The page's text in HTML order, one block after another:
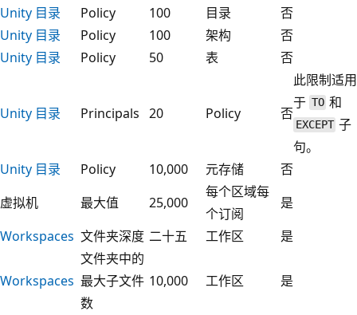
Unity 目录
Policy 100 目录
否
Unity 目录
Policy 100 架构
否
Unity 目录
Policy 50 表 否
Unity 目录 Principals 20 Policy 否
此限制适用
于 TO 和
EXCEPT 子
句。
Unity 目录
Policy 10,000 元存储
否
虚拟机
最大值 25,000
每个区域每
个订阅
是
Workspaces 文件夹深度 二十五 工作区 是
Workspaces
文件夹中的
最大子文件
数
10,000 工作区 是